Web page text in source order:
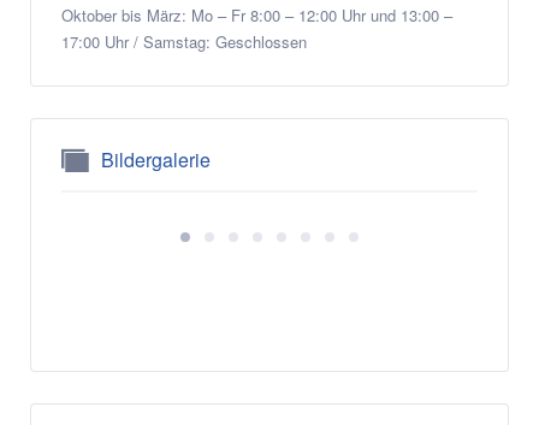
Oktober bis März: Mo – Fr 8:00 – 12:00 Uhr und 13:00 –
17:00 Uhr / Samstag: Geschlossen
Bildergalerie